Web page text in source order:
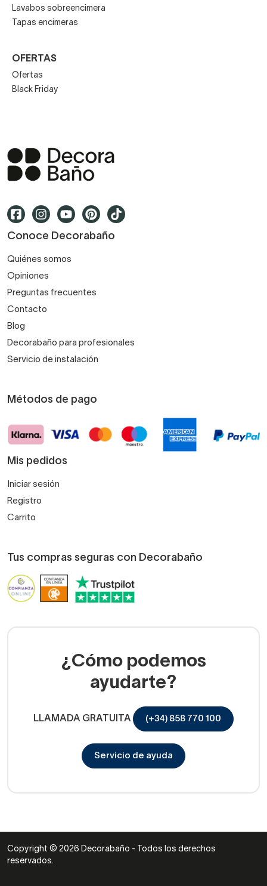
Lavabos sobreencimera
Tapas encimeras
OFERTAS
Ofertas
Black Friday
Conoce Decorabaño
Quiénes somos
Opiniones
Preguntas frecuentes
Contacto
Blog
Decorabaño para profesionales
Servicio de instalación
Métodos de pago
Mis pedidos
Iniciar sesión
Registro
Carrito
Tus compras seguras con Decorabaño
¿Cómo podemos
ayudarte?
LLAMADA GRATUITA (+34) 858 770 100
Servicio de ayuda
Copyright © 2026 Decorabaño - Todos los derechos
reservados.